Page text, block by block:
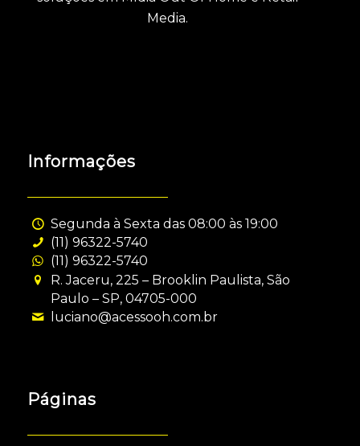
Media.
Informações
Segunda à Sexta das 08:00 às 19:00
(11) 96322-5740
(11) 96322-5740
R. Jaceru, 225 – Brooklin Paulista, São
Paulo – SP, 04705-000
luciano@acessooh.com.br
Páginas